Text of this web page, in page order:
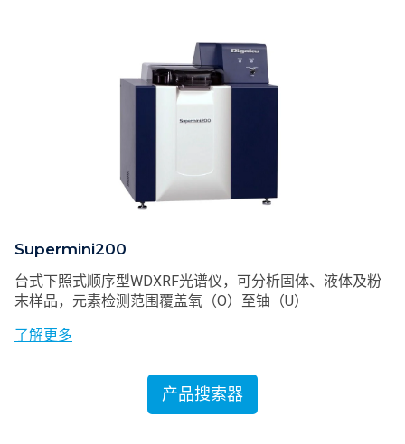
Supermini200
台式下照式顺序型WDXRF光谱仪，可分析固体、液体及粉
末样品，元素检测范围覆盖氧（O）至铀（U）
了解更多
产品搜索器